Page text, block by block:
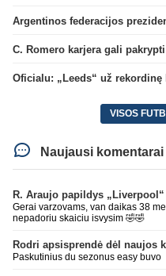
C. Romero karjera gali
VISOS
Naujausi komentarai
R. Araujo papildys
Gerai varzovams, van daikas 38
nepadoriu skaiciu isvysim 🤣🤣
Rodri apsisprendė dėl naujos
Paskutinius du sezonus easy buvo